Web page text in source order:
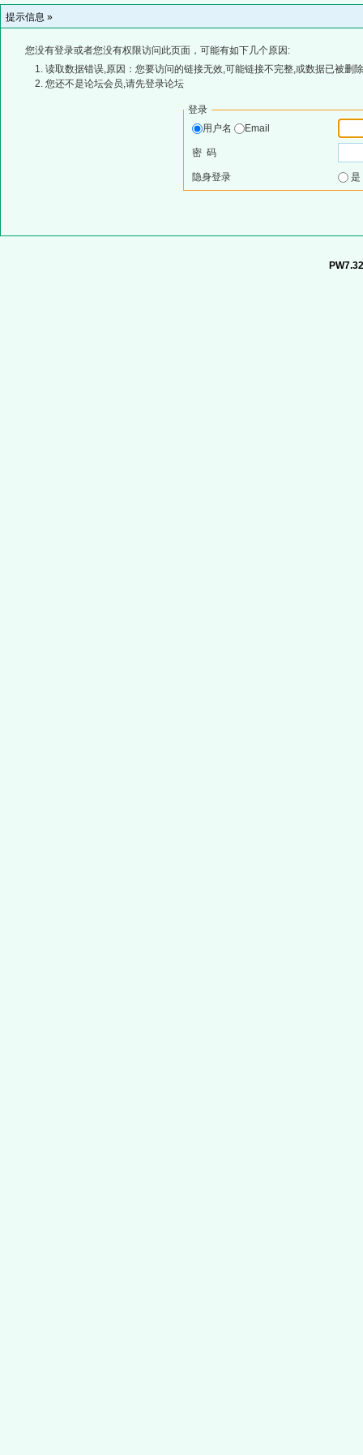
提示信息 »
您没有登录或者您没有权限访问此页面，可能有如下几个原因:
读取数据错误,原因：您要访问的链接无效,可能链接不完整,或数据已被删
您还不是论坛会员,请先登录论坛
登录
用户名
Email
密 码
隐身登录